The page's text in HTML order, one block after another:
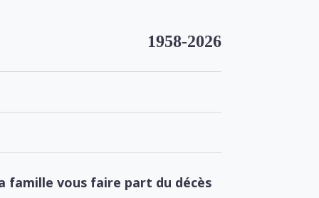
1958-2026
famille vous faire part du décès